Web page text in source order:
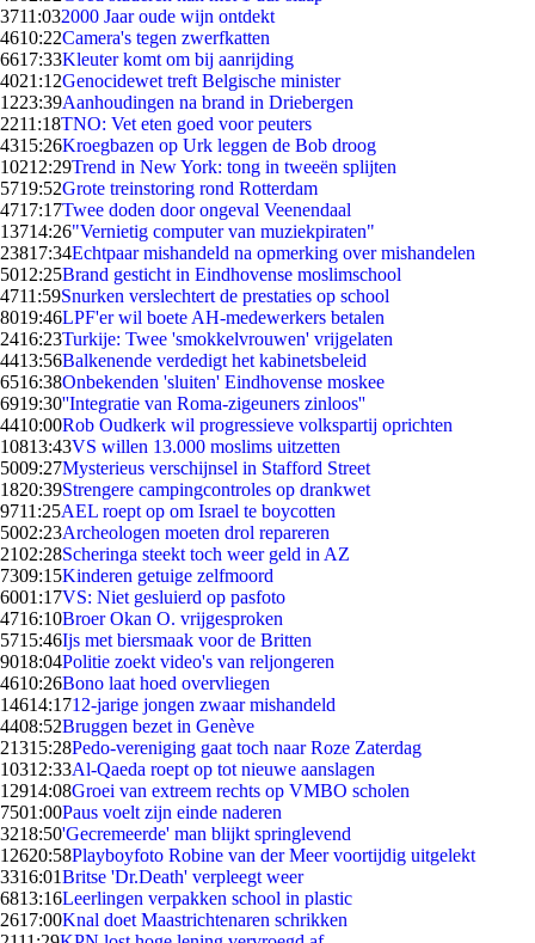
3711:032000 Jaar oude wijn ontdekt
4610:22Camera's tegen zwerfkatten
6617:33Kleuter komt om bij aanrijding
4021:12Genocidewet treft Belgische minister
1223:39Aanhoudingen na brand in Driebergen
2211:18TNO: Vet eten goed voor peuters
4315:26Kroegbazen op Urk leggen de Bob droog
10212:29Trend in New York: tong in tweeën splijten
5719:52Grote treinstoring rond Rotterdam
4717:17Twee doden door ongeval Veenendaal
13714:26"Vernietig computer van muziekpiraten"
23817:34Echtpaar mishandeld na opmerking over mishandelen
5012:25Brand gesticht in Eindhovense moslimschool
4711:59Snurken verslechtert de prestaties op school
8019:46LPF'er wil boete AH-medewerkers betalen
2416:23Turkije: Twee 'smokkelvrouwen' vrijgelaten
4413:56Balkenende verdedigt het kabinetsbeleid
6516:38Onbekenden 'sluiten' Eindhovense moskee
6919:30''Integratie van Roma-zigeuners zinloos''
4410:00Rob Oudkerk wil progressieve volkspartij oprichten
10813:43VS willen 13.000 moslims uitzetten
5009:27Mysterieus verschijnsel in Stafford Street
1820:39Strengere campingcontroles op drankwet
9711:25AEL roept op om Israel te boycotten
5002:23Archeologen moeten drol repareren
2102:28Scheringa steekt toch weer geld in AZ
7309:15Kinderen getuige zelfmoord
6001:17VS: Niet gesluierd op pasfoto
4716:10Broer Okan O. vrijgesproken
5715:46Ijs met biersmaak voor de Britten
9018:04Politie zoekt video's van reljongeren
4610:26Bono laat hoed overvliegen
14614:1712-jarige jongen zwaar mishandeld
4408:52Bruggen bezet in Genève
21315:28Pedo-vereniging gaat toch naar Roze Zaterdag
10312:33Al-Qaeda roept op tot nieuwe aanslagen
12914:08Groei van extreem rechts op VMBO scholen
7501:00Paus voelt zijn einde naderen
3218:50'Gecremeerde' man blijkt springlevend
12620:58Playboyfoto Robine van der Meer voortijdig uitgelekt
3316:01Britse 'Dr.Death' verpleegt weer
6813:16Leerlingen verpakken school in plastic
2617:00Knal doet Maastrichtenaren schrikken